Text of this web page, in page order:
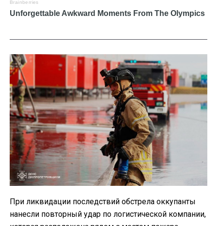
При ликвидации последствий обстрела оккупанты
нанесли повторный удар по логистической компании,